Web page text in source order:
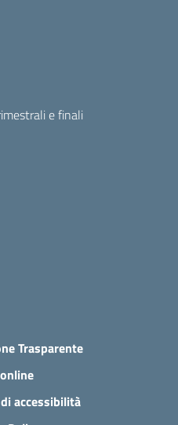
e finali
Trasparente
accessibilità